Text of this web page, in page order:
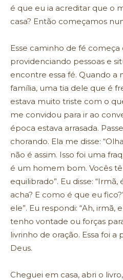
é que eu ia acreditar que o
casa? Então começamos
Esse caminho de fé
providenciando pessoas e
encontre essa fé. Quando a
família, uma tia dele que é
estava muito triste com o
me convidou para ir ao
época estava arrasada.
chorando. Ela me disse:
não é assim. Isso foi uma
é um homem bom. Vocês
equilibrado”. Eu disse: “Irmã,
acha? E como é que eu
ele”. Eu respondi: “Ah, irmã,
tenho vontade ou forças
livrinho de oração. Essa foi
Deus.
Cheguei em casa, abri o